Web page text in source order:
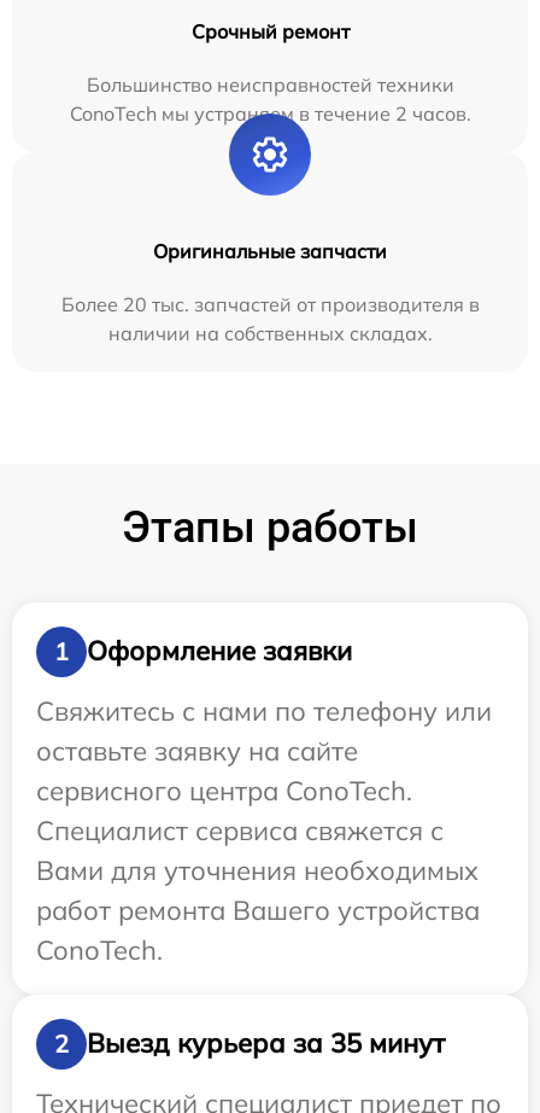
Срочный ремонт
Большинство неисправностей техники
ConoTech мы устраняем в течение 2 часов.
Оригинальные запчасти
Более 20 тыс. запчастей от производителя в
наличии на собственных складах.
Этапы работы
1
Оформление заявки
Свяжитесь с нами по телефону или
оставьте заявку на сайте
сервисного центра ConoTech.
Специалист сервиса свяжется с
Вами для уточнения необходимых
работ ремонта Вашего устройства
ConoTech.
2
Выезд курьера за 35 минут
Технический специалист приедет по